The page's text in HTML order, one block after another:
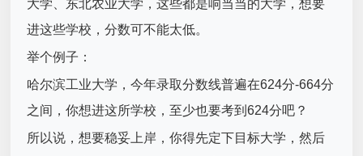
大学、东北农业大学，这些都是响当当的大学，想要
进这些学校，分数可不能太低。
举个例子：
哈尔滨工业大学，今年录取分数线普遍在624分-664分
之间，你想进这所学校，至少也要考到624分吧？
所以说，想要稳妥上岸，你得先定下目标大学，然后